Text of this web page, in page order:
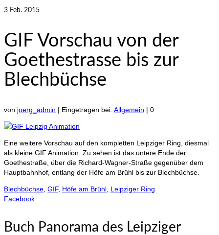
3 Feb. 2015
GIF Vorschau von der
Goethestrasse bis zur
Blechbüchse
von joerg_admin | Eingetragen bei: Allgemein | 0
Eine weitere Vorschau auf den kompletten Leipziger Ring, diesmal
als kleine GIF Animation. Zu sehen ist das untere Ende der
Goethestraße, über die Richard-Wagner-Straße gegenüber dem
Hauptbahnhof, entlang der Höfe am Brühl bis zur Blechbüchse.
Blechbüchse GIF, Höfe am Brühl Leipziger Ring
Facebook
Buch Panorama des Leipziger